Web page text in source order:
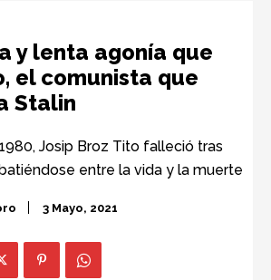
Hoy
y lenta agonía que
el comunista que
Stalin
Josip Broz Tito falleció tras
entre la vida y la muerte
3 Mayo, 2021